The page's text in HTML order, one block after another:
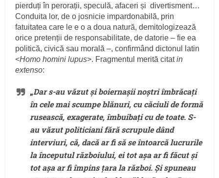
pierduți în perorații, speculă, afaceri și divertisment…
Conduita lor, de o josnicie impardonabilă, prin
fatuitatea care le e o a doua natură, demitologizează
orice pretenții de responsabilitate, de datorie – fie ea
politică, civică sau morală –, confirmând dictonul latin
<Homo homini lupus>. Fragmentul merită citatin
extenso:
„Dar s-au văzut și boiernașii noștri îmbrăcați
în cele mai scumpe blănuri, cu căciuli de formă
rusească, exagerate, îmbuibați cu de toate. S-
au văzut politiciani fără scrupule dând
interviuri, că, dacă ar fi să se întoarcă lucrurile
la începutul războiului, ei tot așa ar fi făcut și
tot așa ar fi împins țara la război. Și spuneau